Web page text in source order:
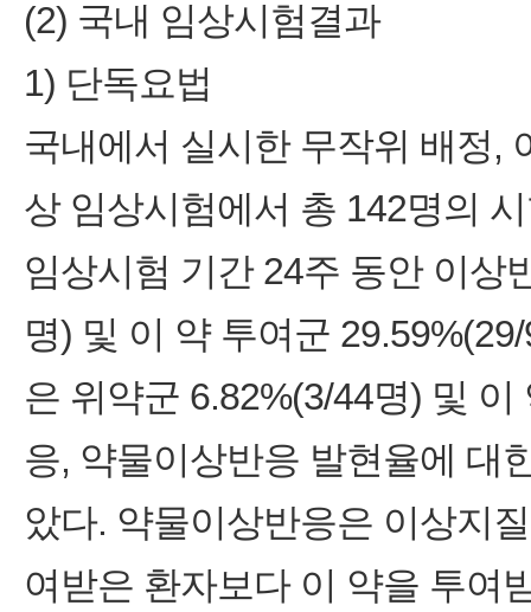
(2) 국내 임상시험결과
1) 단독요법
국내에서 실시한 무작위 배정,
상 임상시험에서 총 142명의
임상시험 기간 24주 동안 이상
명) 및 이 약 투여군
은 위약군 6.82%(3/44명) 및
응, 약물이상반응 발현율에 대
았다. 약물이상반응은 이상지
여받은 환자보다 이 약을 투여